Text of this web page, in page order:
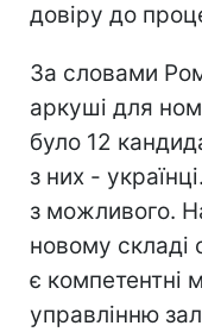
довіру до
За словами
аркуші для
було 12
з них -
з можливого.
новому складі
є компетентні
управлінню